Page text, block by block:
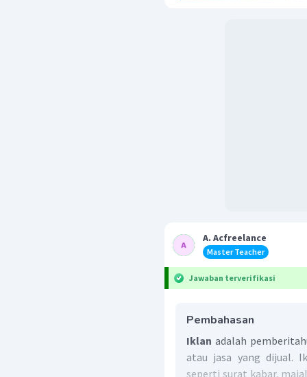
A. Acfreelance
Master Teacher
Jawaban terverifikasi
Pembahasan
Iklan adalah
atau jasa yang dijual.
seperti surat kabar,